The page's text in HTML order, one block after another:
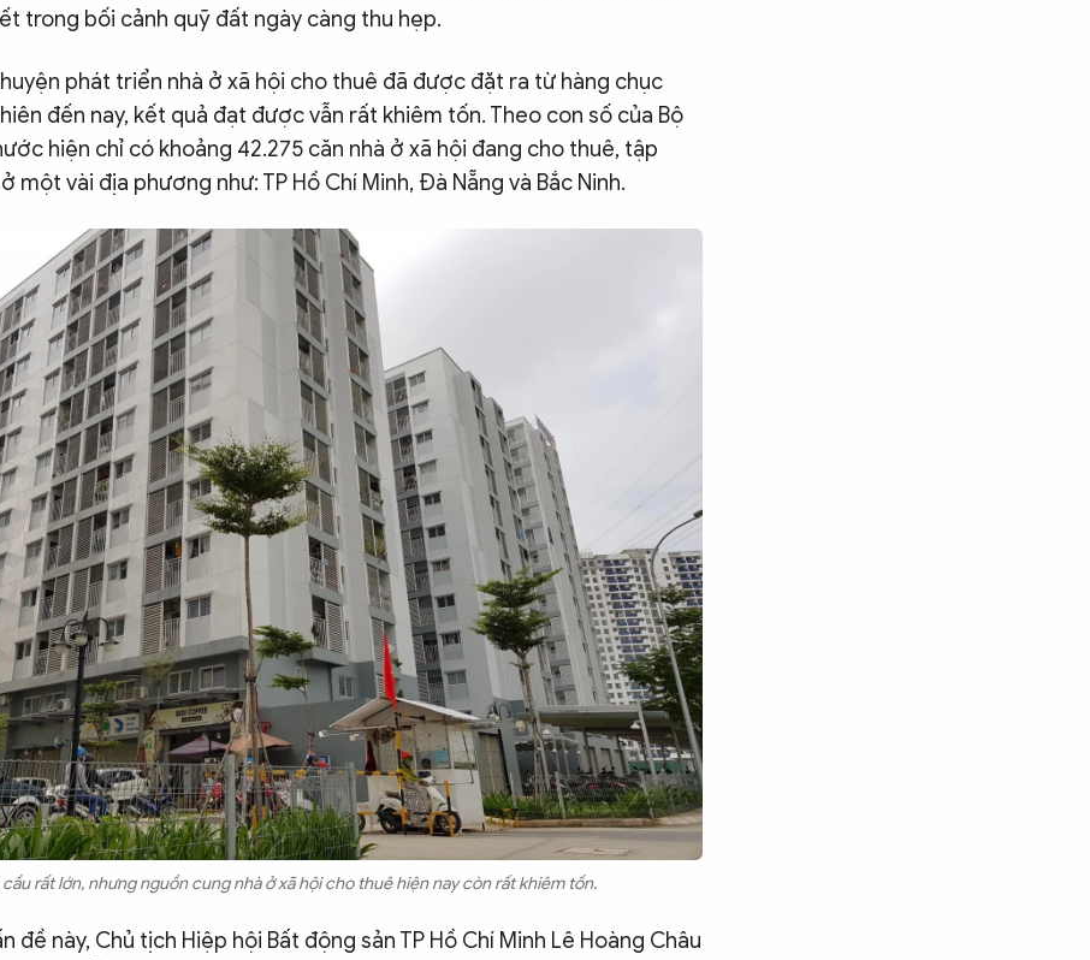
trong bối cảnh quỹ đất ngày càng thu hẹp.
phát triển nhà ở xã hội cho thuê đã được đặt ra từ hàng chục
đến nay, kết quả đạt được vẫn rất khiêm tốn. Theo con số của Bộ
hiện chỉ có khoảng 42.275 căn nhà ở xã hội đang cho thuê, tập
một vài địa phương như: TP Hồ Chí Minh, Đà Nẵng và Bắc Ninh.
cầu rất lớn, nhưng nguồn cung nhà ở xã hội cho thuê hiện nay còn rất khiêm tốn.
đề này, Chủ tịch Hiệp hội Bất động sản TP Hồ Chí Minh Lê Hoàng Châu